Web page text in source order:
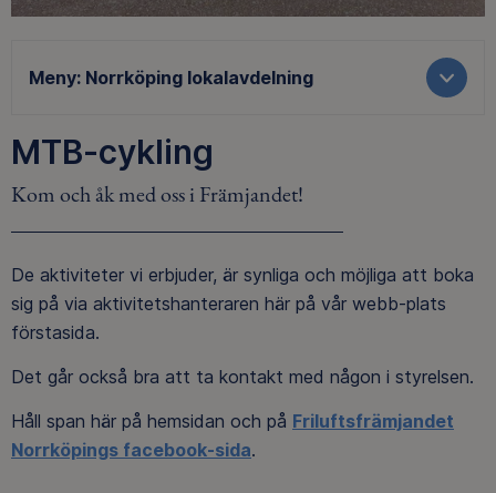
Meny: Norrköping lokalavdelning
MTB-cykling
Kom och åk med oss i Främjandet!
De aktiviteter vi erbjuder, är synliga och möjliga att boka
sig på via aktivitetshanteraren här på vår webb-plats
förstasida.
Det går också bra att ta kontakt med någon i styrelsen.
Håll span här på hemsidan och på Friluftsfrämjandet
Norrköpings facebook-sida.